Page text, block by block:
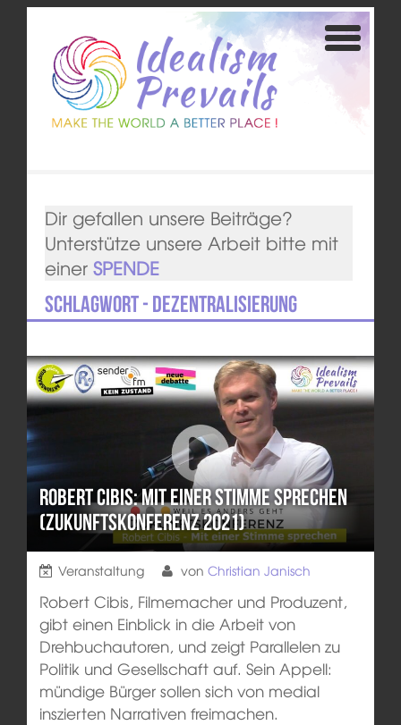
Dir gefallen unsere Beiträge?
Unterstütze unsere Arbeit bitte mit
einer SPENDE
Schlagwort - Dezentralisierung
Robert Cibis: Mit einer Stimme sprechen
(Zukunftskonferenz 2021)
Veranstaltung von Christian Janisch
Robert Cibis, Filmemacher und Produzent,
gibt einen Einblick in die Arbeit von
Drehbuchautoren, und zeigt Parallelen zu
Politik und Gesellschaft auf. Sein Appell:
mündige Bürger sollen sich von medial
inszierten Narrativen freimachen.